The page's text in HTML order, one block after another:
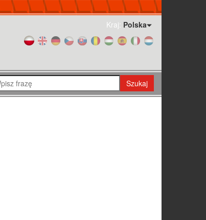
Kraj: Polska
Szukaj